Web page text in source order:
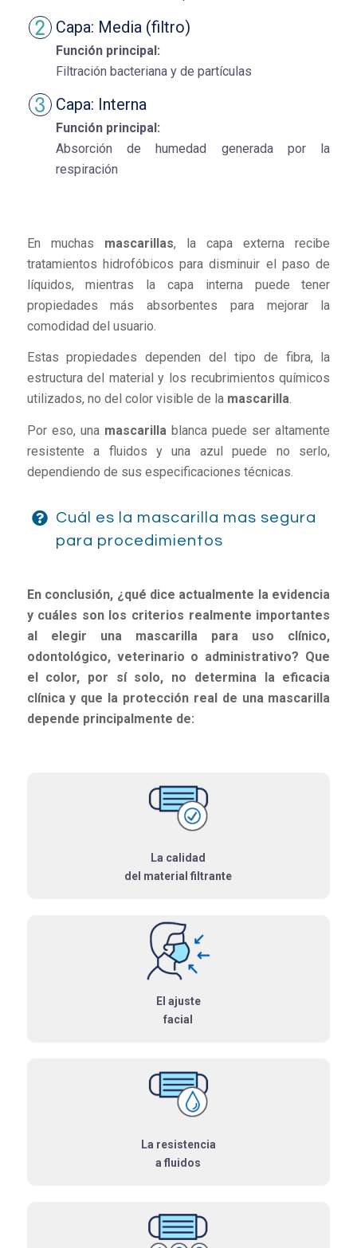
Capa: Media (filtro)
Función principal:
Filtración bacteriana y de partículas
Capa: Interna
Función principal:
Absorción de humedad generada por la
respiración
En muchas mascarillas, la capa externa recibe
tratamientos hidrofóbicos para disminuir el paso de
líquidos, mientras la capa interna puede tener
propiedades más absorbentes para mejorar la
comodidad del usuario.
Estas propiedades dependen del tipo de fibra, la
estructura del material y los recubrimientos químicos
utilizados, no del color visible de la mascarilla.
Por eso, una mascarillablanca puede ser altamente
resistente a fluidos y una azul puede no serlo,
dependiendo de sus especificaciones técnicas.
Cuál es la mascarilla mas segura
para procedimientos
En conclusión, ¿qué dice actualmente la evidencia
y cuáles son los criterios realmente importantes
al elegir una mascarilla para uso clínico,
odontológico, veterinario o administrativo? Que
el color, por sí solo, no determina la eficacia
clínica y que la protección real de una mascarilla
depende principalmente de:
La calidad
del material filtrante
El ajuste
facial
La resistencia
a fluidos